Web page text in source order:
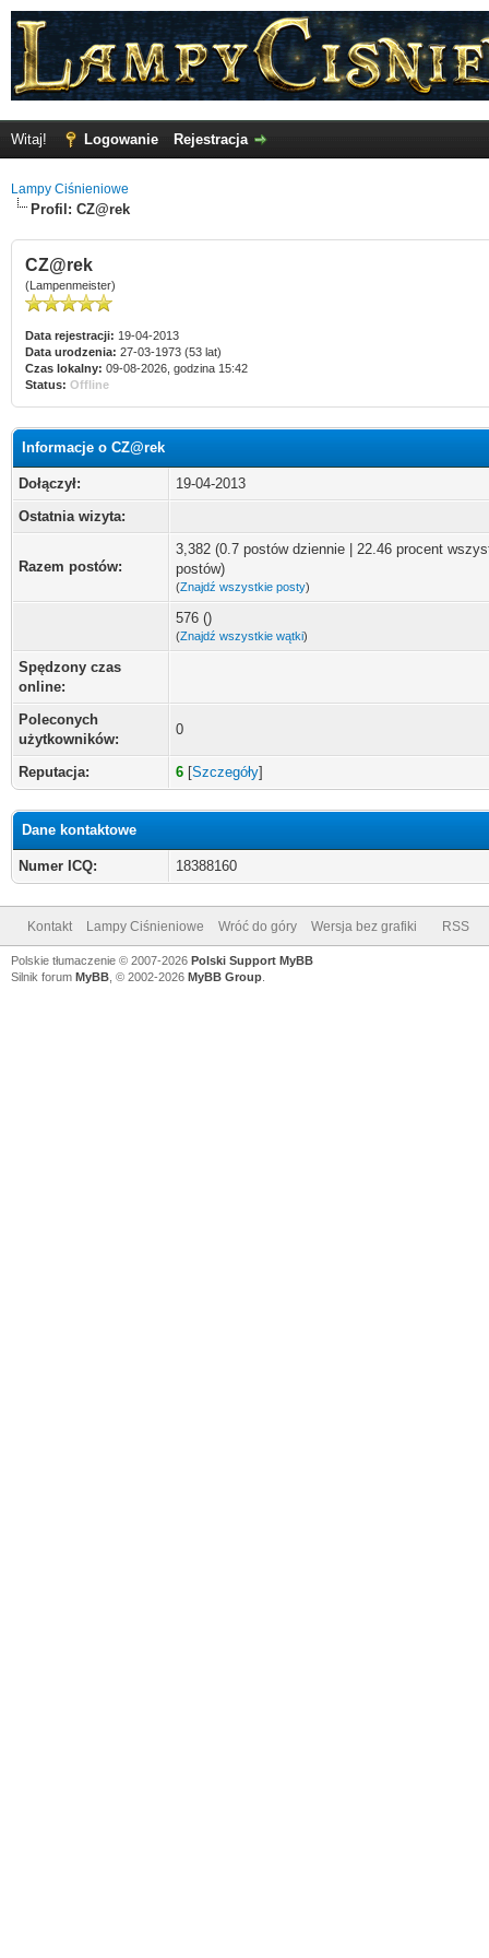
Witaj! Logowanie Rejestracja
Lampy Ciśnieniowe
Profil: CZ@rek
CZ@rek
(Lampenmeister)
Data rejestracji: 19-04-2013
Data urodzenia: 27-03-1973 (53 lat)
Czas lokalny: 09-08-2026, godzina 15:42
Status: Offline
Informacje o CZ@rek
Dołączył:
19-04-2013
Ostatnia wizyta:
Razem postów:
3,382 (0.7 postów dziennie | 22.46 procent
postów)
(Znajdź wszystkie posty)
576 ()
(Znajdź wszystkie wątki)
Spędzony czas
online:
Poleconych
użytkowników:
0
Reputacja: 6 [Szczegóły]
Dane kontaktowe
Numer ICQ: 18388160
Kontakt Lampy Ciśnieniowe Wróć do góry Wersja bez grafiki RSS
Polskie tłumaczenie © 2007-2026 Polski Support MyBB
Silnik forum MyBB , © 2002-2026 MyBB Group